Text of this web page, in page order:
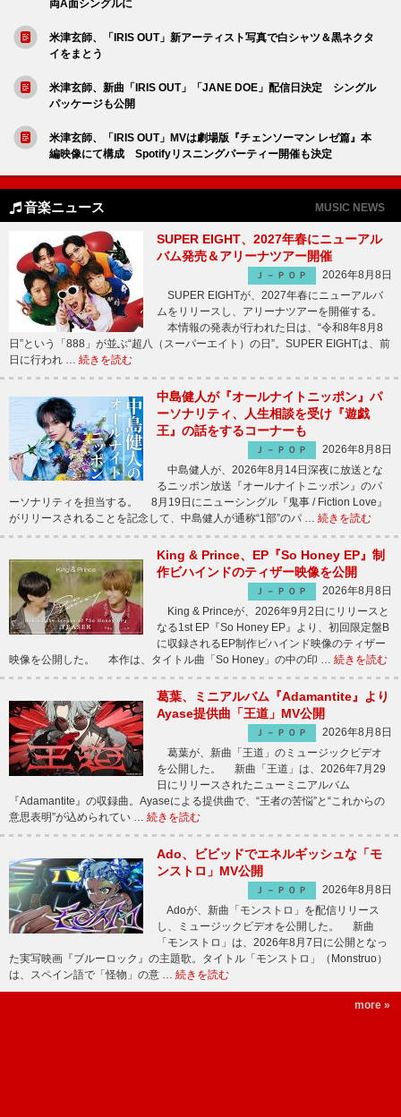
両A面シングルに
米津玄師、「IRIS OUT」新アーティスト写真で白シャツ＆黒ネクタ
イをまとう
米津玄師、新曲「IRIS OUT」「JANE DOE」配信日決定 シングル
パッケージも公開
米津玄師、「IRIS OUT」MVは劇場版『チェンソーマン レゼ篇』本
編映像にて構成 Spotifyリスニングパーティー開催も決定
音楽ニュース MUSIC NEWS
SUPER EIGHT、2027年春にニューアル
バム発売＆アリーナツアー開催
Ｊ－ＰＯＰ
2026年8月8日
SUPER EIGHTが、2027年春にニューアルバ
ムをリリースし、アリーナツアーを開催する。
本情報の発表が行われた日は、“令和8年8月8
日”という「888」が並ぶ“超八（スーパーエイト）の日”。SUPER EIGHTは、前
日に行われ … 続きを読む
中島健人が『オールナイトニッポン』パ
ーソナリティ、人生相談を受け『遊戯
王』の話をするコーナーも
Ｊ－ＰＯＰ
2026年8月8日
中島健人が、2026年8月14日深夜に放送とな
るニッポン放送『オールナイトニッポン』のパ
ーソナリティを担当する。 8月19日にニューシングル『鬼事 / Fiction Love』
がリリースされることを記念して、中島健人が通称“1部”のパ … 続きを読む
King & Prince、EP『So Honey EP』制
作ビハインドのティザー映像を公開
Ｊ－ＰＯＰ
2026年8月8日
King & Princeが、2026年9月2日にリリースと
なる1st EP『So Honey EP』より、初回限定盤B
に収録されるEP制作ビハインド映像のティザー
映像を公開した。 本作は、タイトル曲「So Honey」の中の印 … 続きを読む
葛葉、ミニアルバム『Adamantite』より
Ayase提供曲「王道」MV公開
Ｊ－ＰＯＰ
2026年8月8日
葛葉が、新曲「王道」のミュージックビデオ
を公開した。 新曲「王道」は、2026年7月29
日にリリースされたニューミニアルバム
『Adamantite』の収録曲。Ayaseによる提供曲で、“王者の苦悩”と“これからの
意思表明”が込められてい … 続きを読む
Ado、ビビッドでエネルギッシュな「モ
ンストロ」MV公開
Ｊ－ＰＯＰ
2026年8月8日
Adoが、新曲「モンストロ」を配信リリース
し、ミュージックビデオを公開した。 新曲
「モンストロ」は、2026年8月7日に公開となっ
た実写映画『ブルーロック』の主題歌。タイトル「モンストロ」（Monstruo）
は、スペイン語で「怪物」の意 … 続きを読む
more »